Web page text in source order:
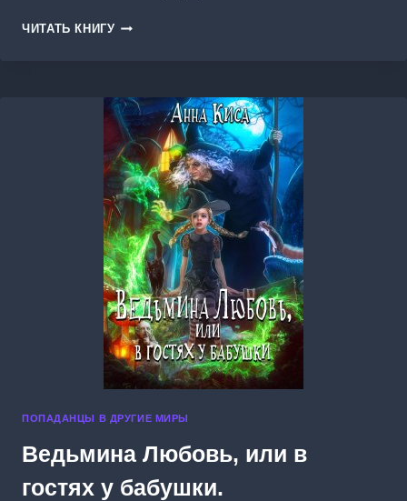
ЧИТАТЬ КНИГУ ТИТУЛЯРНЫЙ
ПОПАДАНЦЫ В ДРУГИЕ МИРЫ
Ведьмина Любовь, или в
гостях у бабушки.